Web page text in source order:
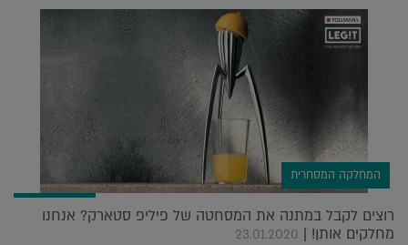
המחלקה המסחרית
רוצים לקבל במתנה את המסחטה של פיליפ סטארק? אנחנו
מחלקים אותן! | 23.01.2020